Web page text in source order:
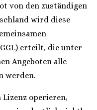
von den zuständigen
wird diese
erteilt, die unter
Angeboten alle
werden.
operieren,